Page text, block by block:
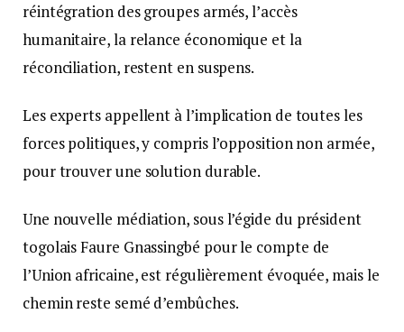
réintégration des groupes armés, l’accès
humanitaire, la relance économique et la
réconciliation, restent en suspens.
Les experts appellent à l’implication de toutes les
forces politiques, y compris l’opposition non armée,
pour trouver une solution durable.
Une nouvelle médiation, sous l’égide du président
togolais Faure Gnassingbé pour le compte de
l’Union africaine, est régulièrement évoquée, mais le
chemin reste semé d’embûches.